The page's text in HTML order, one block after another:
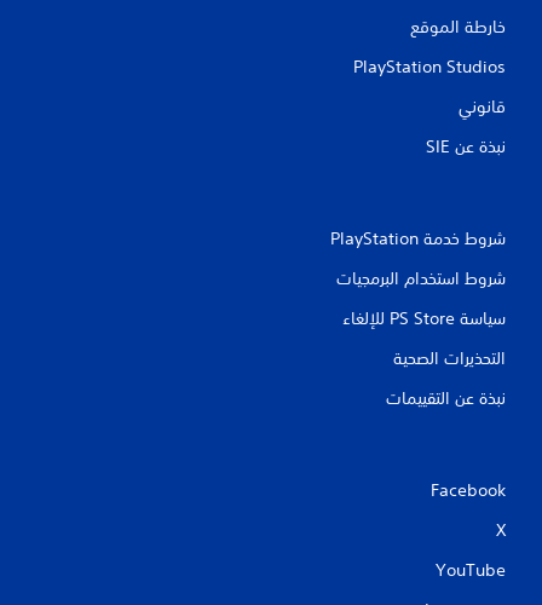
خارطة الموقع
PlayStation Studios
قانوني
نبذة عن SIE‏
شروط خدمة PlayStation‏
شروط استخدام البرمجيات
سياسة PS Store للإلغاء
التحذيرات الصحية
نبذة عن التقييمات
Facebook
X
YouTube